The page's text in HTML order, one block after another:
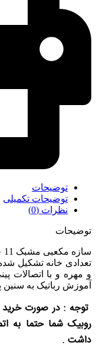
توضیحات
توضیحات تکمیلی
نظرات (0)
توضیحات
تعدادی خانه تشکیل
و مهره و با اتصالات
آموزش رباتیک به
توجه : در صورت
روبیک شما حتما به
داشت .